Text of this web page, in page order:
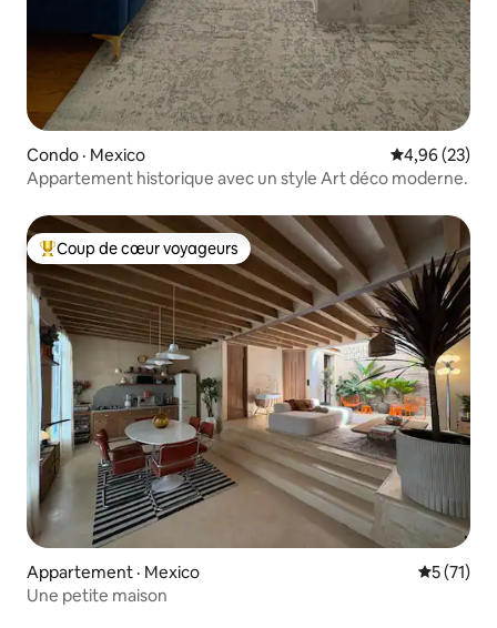
Condo · Mexico Note
4,96 (23)
Appartement historique avec un style Art déco moderne.
Coup de cœur voyageurs parmi les plus aimés
Coup de cœur voyageurs
Appartement · Mexico Note
5 (71)
Une petite maison